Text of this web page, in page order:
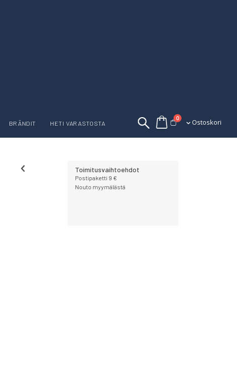
Ostoskori
0tuotettaOstoskori
BRÄNDIT HETI VARASTOSTA
Toimitusvaihtoehdot
Postipaketti 9 €
Nouto myymälästä